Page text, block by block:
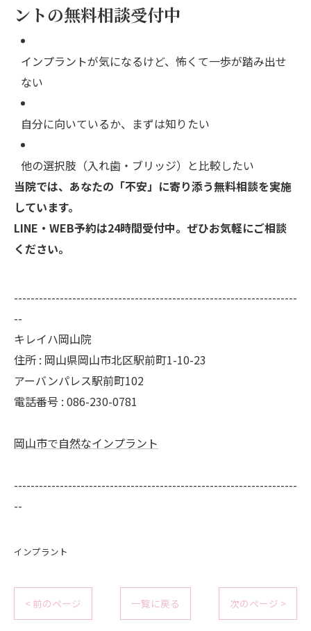
ントの無料相談受付中
インプラントが気になるけど、怖くて一歩が踏み出せ
ない
自分に向いているか、まずは知りたい
他の選択肢（入れ歯・ブリッジ）と比較したい
当院では、あなたの「不安」に寄り添う無料相談を実施
しています。
LINE・WEB予約は24時間受付中。ぜひお気軽にご相談
ください。
--------------------------------------------------------------------
--
キレイハ岡山院
住所 : 岡山県岡山市北区駅前町1-10-23
アーバンパレス駅前町102
電話番号 : 086-230-0781
岡山市で自然なインプラント
--------------------------------------------------------------------
--
インプラント
< 前のページ 一覧に戻る 次のページ >